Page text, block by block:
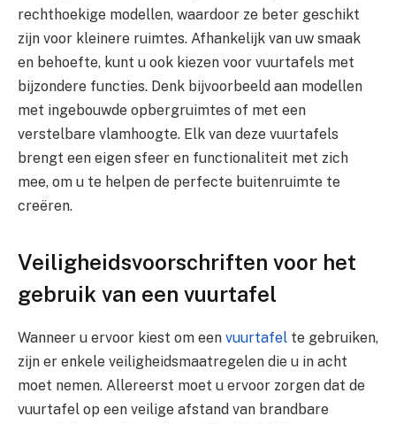
rechthoekige modellen, waardoor ze beter geschikt
zijn voor kleinere ruimtes. Afhankelijk van uw smaak
en behoefte, kunt u ook kiezen voor vuurtafels met
bijzondere functies. Denk bijvoorbeeld aan modellen
met ingebouwde opbergruimtes of met een
verstelbare vlamhoogte. Elk van deze vuurtafels
brengt een eigen sfeer en functionaliteit met zich
mee, om u te helpen de perfecte buitenruimte te
creëren.
Veiligheidsvoorschriften voor het
gebruik van een vuurtafel
Wanneer u ervoor kiest om een vuurtafel te gebruiken,
zijn er enkele veiligheidsmaatregelen die u in acht
moet nemen. Allereerst moet u ervoor zorgen dat de
vuurtafel op een veilige afstand van brandbare